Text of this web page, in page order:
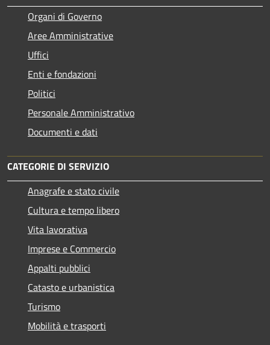
Organi di Governo
Aree Amministrative
Uffici
Enti e fondazioni
Politici
Personale Amministrativo
Documenti e dati
CATEGORIE DI SERVIZIO
Anagrafe e stato civile
Cultura e tempo libero
Vita lavorativa
Imprese e Commercio
Appalti pubblici
Catasto e urbanistica
Turismo
Mobilità e trasporti